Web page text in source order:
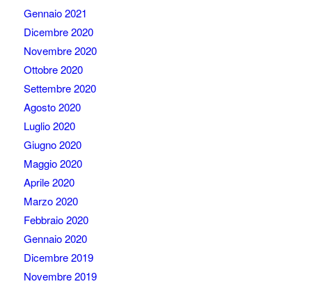
Gennaio 2021
Dicembre 2020
Novembre 2020
Ottobre 2020
Settembre 2020
Agosto 2020
Luglio 2020
Giugno 2020
Maggio 2020
Aprile 2020
Marzo 2020
Febbraio 2020
Gennaio 2020
Dicembre 2019
Novembre 2019